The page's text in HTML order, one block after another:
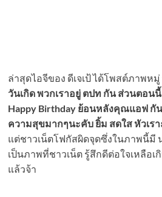
ล่าสุดไอจีของ ดีเจเป้ ได้โพสต์ภาพห
วันเกิด พวกเราอยู่ ตปท กัน ส่วนตอน
Happy Birthday ย้อนหลังคุณแอฟ
ความสุขมากๆนะคับ ยิ้ม สดใส หัวเรา
แต่ชาวเน็ตโฟกัสผิดจุดซึ่งในภาพนี้มี
เป็นภาพที่ชาวเน็ต รู้สึกดีต่อใจเหลือ
แล้วจ้า